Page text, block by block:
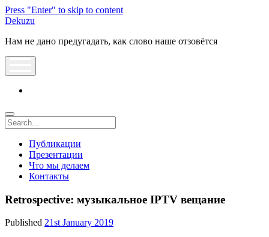
Press "Enter" to skip to content
Dekuzu
Нам не дано предугадать, как слово наше отзовётся
Search
Публикации
Презентации
Что мы делаем
Контакты
Retrospective: музыкальное IPTV вещание
Published 21st January 2019